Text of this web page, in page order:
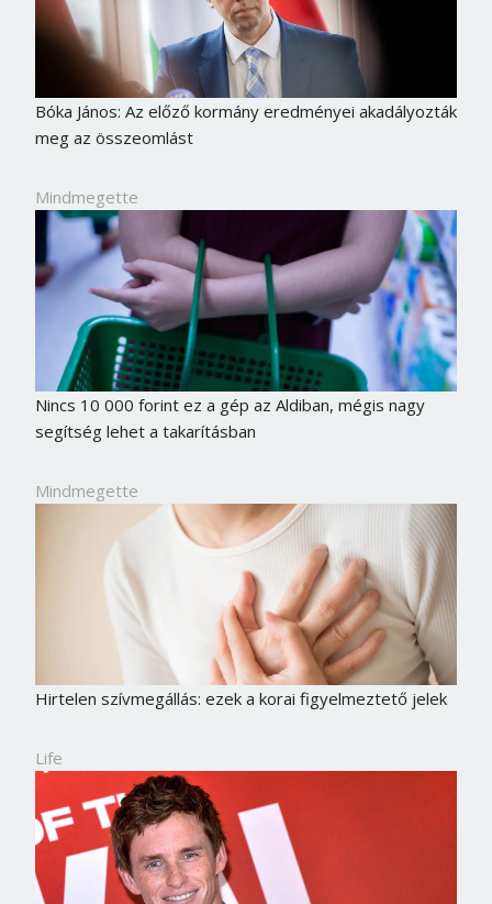
Bóka János: Az előző kormány eredményei akadályozták
meg az összeomlást
Mindmegette
Nincs 10 000 forint ez a gép az Aldiban, mégis nagy
segítség lehet a takarításban
Mindmegette
Hirtelen szívmegállás: ezek a korai figyelmeztető jelek
Life
Borsonline bejelentkezés
E-mail cím vagy felhasználónév